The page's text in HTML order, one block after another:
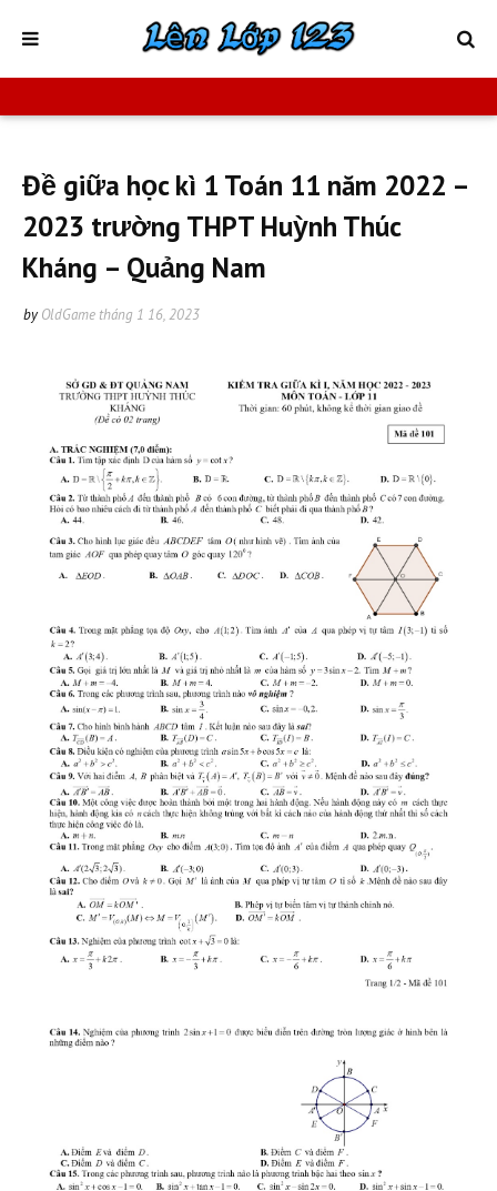
Đề giữa học kì 1 Toán 11 năm 2022 –
2023 trường THPT Huỳnh Thúc
Kháng – Quảng Nam
by OldGame tháng 1 16, 2023